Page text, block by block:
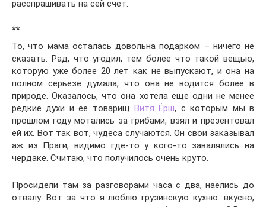
расспрашивать на сей счет.
**
То, что мама осталась довольна подарком – ничего не
сказать. Рад, что угодил, тем более что такой вещью,
которую уже более 20 лет как не выпускают, и она на
полном серьезе думала, что она не водится более в
природе. Оказалось, что она хотела еще одни не менее
редкие духи и ее товарищ Витя Ёрш, с которым мы в
прошлом году мотались за грибами, взял и презентовал
ей их. Вот так вот, чудеса случаются. Он свои заказывал
аж из Праги, видимо где-то у кого-то завалялись на
чердаке. Считаю, что получилось очень круто.
Просидели там за разговорами часа с два, наелись до
отвалу. Вот за что я люблю грузинскую кухню: вкусно,